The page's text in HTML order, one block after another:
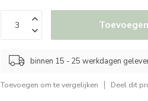
binnen 15 - 25 werkdagen
Toevoegen om te vergelijken Deel dit